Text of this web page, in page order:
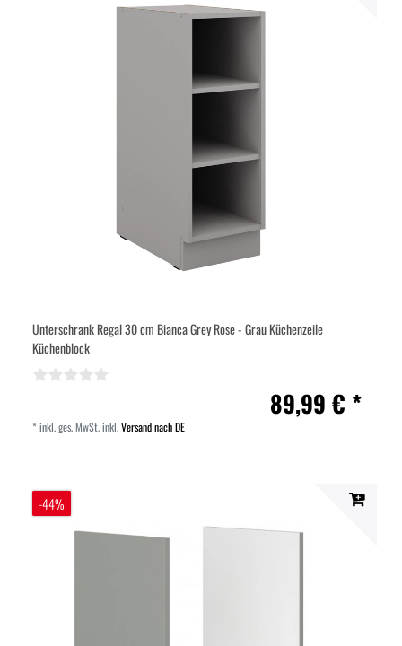
Unterschrank Regal 30 cm Bianca Grey Rose - Grau Küchenzeile
Küchenblock
89,99 € *
*inkl. ges. MwSt.inkl.Versand nach DE
-44%